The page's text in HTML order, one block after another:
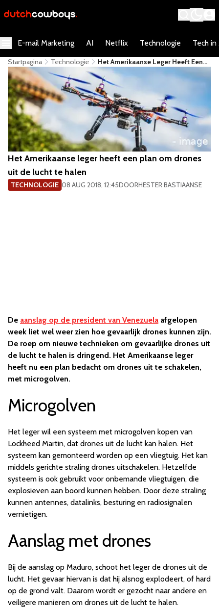
E-mail Marketing AI Netflix Technologie Tech in
Startpagina Technologie
Het Amerikaanse Leger Heeft Een
Plan Om Drones Uit De Lucht Te
Halen
Het Amerikaanse leger heeft een plan om drones
uit de lucht te halen
TECHNOLOGIE 08 AUG 2018, 12:45DOORHESTER BASTIAANSE
De aanslag op de president van Venezuela afgelopen
week liet wel weer zien hoe gevaarlijk drones kunnen zijn.
De roep om nieuwe technieken om gevaarlijke drones uit
de lucht te halen is dringend. Het Amerikaanse leger
heeft nu een plan bedacht om drones uit te schakelen,
met microgolven.
Microgolven
Het leger wil een systeem met microgolven kopen van
Lockheed Martin, dat drones uit de lucht kan halen. Het
systeem kan gemonteerd worden op een vliegtuig. Het kan
middels gerichte straling drones uitschakelen. Hetzelfde
systeem is ook gebruikt voor onbemande vliegtuigen, die
explosieven aan boord kunnen hebben. Door deze straling
kunnen antennes, datalinks, besturing en radiosignalen
vernietigen.
Aanslag met drones
Bij de aanslag op Maduro, schoot het leger de drones uit de
lucht. Het gevaar hiervan is dat hij alsnog explodeert, of hard
op de grond valt. Daarom wordt er gezocht naar andere en
veiligere manieren om drones uit de lucht te halen.